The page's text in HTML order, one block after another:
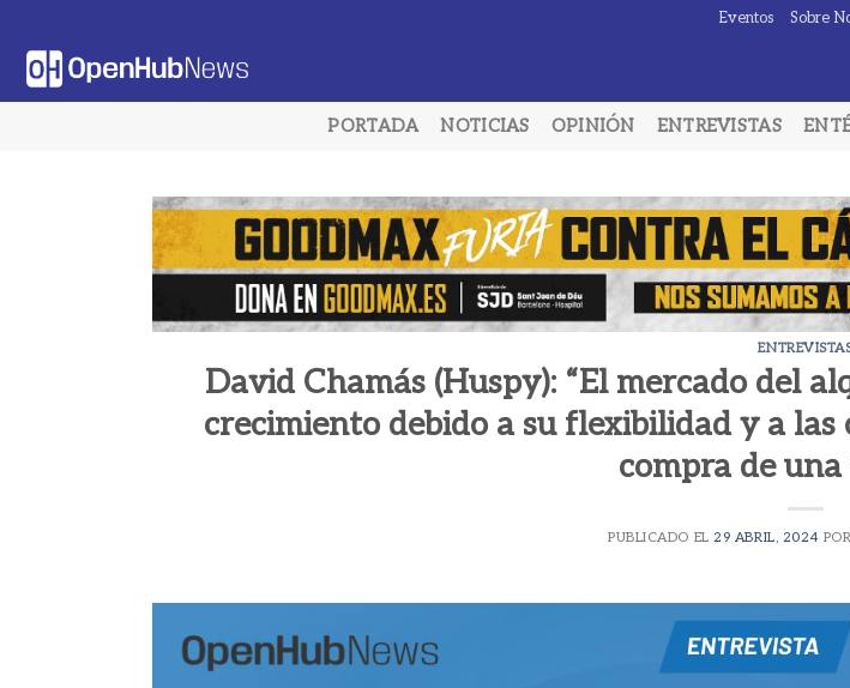
contenido
Eventos Sobre
PORTADA NOTICIAS OPINIÓN ENTREVISTAS
David Chamás (Huspy): “El mercado del
crecimiento debido a su flexibilidad y a
compra de
PUBLICADO EL29 ABRIL, 2024 POR